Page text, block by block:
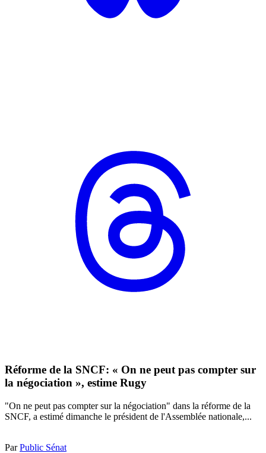
Réforme de la SNCF: « On ne peut pas compter sur
la négociation », estime Rugy
"On ne peut pas compter sur la négociation" dans la réforme de la
SNCF, a estimé dimanche le président de l'Assemblée nationale,...
ParPublic Sénat